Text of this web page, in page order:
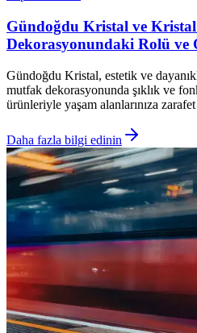
Gündoğdu Kristal ve
Dekorasyonundaki Rolü ve
Gündoğdu Kristal, estetik ve
mutfak dekorasyonunda şıklık ve
ürünleriyle yaşam alanlarınıza
Daha fazla bilgi edinin